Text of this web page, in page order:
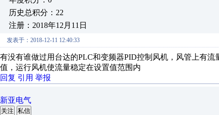
历史总积分：22
注册：2018年12月11日
发表于：2018-12-11 12:40:33
有没有谁做过用台达的PLC和变频器PID控制风机，风管上有
值，运行风机使流量稳定在设置值范围内
回复 引用 举报
新亚电气
关注 私信